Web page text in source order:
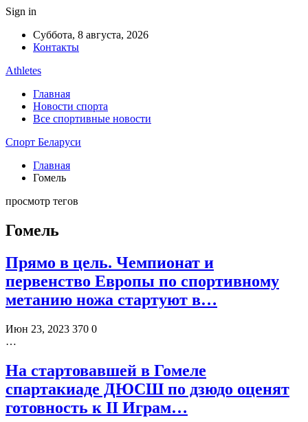
Sign in
Суббота, 8 августа, 2026
Контакты
Athletes
Главная
Новости спорта
Все спортивные новости
Спорт Беларуси
Главная
Гомель
просмотр тегов
Гомель
Прямо в цель. Чемпионат и
первенство Европы по спортивному
метанию ножа стартуют в…
Июн 23, 2023 370 0
…
На стартовавшей в Гомеле
спартакиаде ДЮСШ по дзюдо оценят
готовность к II Играм…